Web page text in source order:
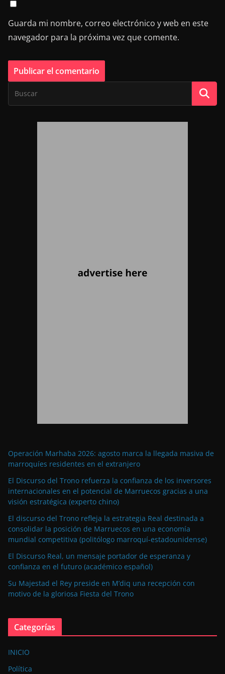
Guarda mi nombre, correo electrónico y web en este
navegador para la próxima vez que comente.
Operación Marhaba 2026: agosto marca la llegada masiva de
marroquíes residentes en el extranjero
El Discurso del Trono refuerza la confianza de los inversores
internacionales en el potencial de Marruecos gracias a una
visión estratégica (experto chino)
El discurso del Trono refleja la estrategia Real destinada a
consolidar la posición de Marruecos en una economía
mundial competitiva (politólogo marroquí-estadounidense)
El Discurso Real, un mensaje portador de esperanza y
confianza en el futuro (académico español)
Su Majestad el Rey preside en M’diq una recepción con
motivo de la gloriosa Fiesta del Trono
Categorías
INICIO
Política